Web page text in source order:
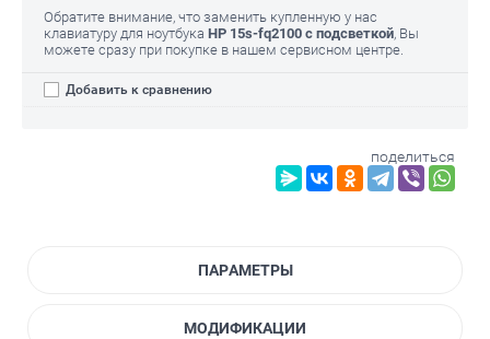
Обратите внимание, что заменить купленную у нас
клавиатуру для ноутбука HP 15s-fq2100 с подсветкой, Вы
можете сразу при покупке в нашем сервисном центре.
Добавить к сравнению
поделиться
ПАРАМЕТРЫ
МОДИФИКАЦИИ